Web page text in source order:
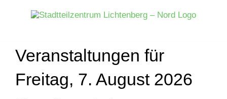
Veranstaltungen für
Freitag, 7. August 2026